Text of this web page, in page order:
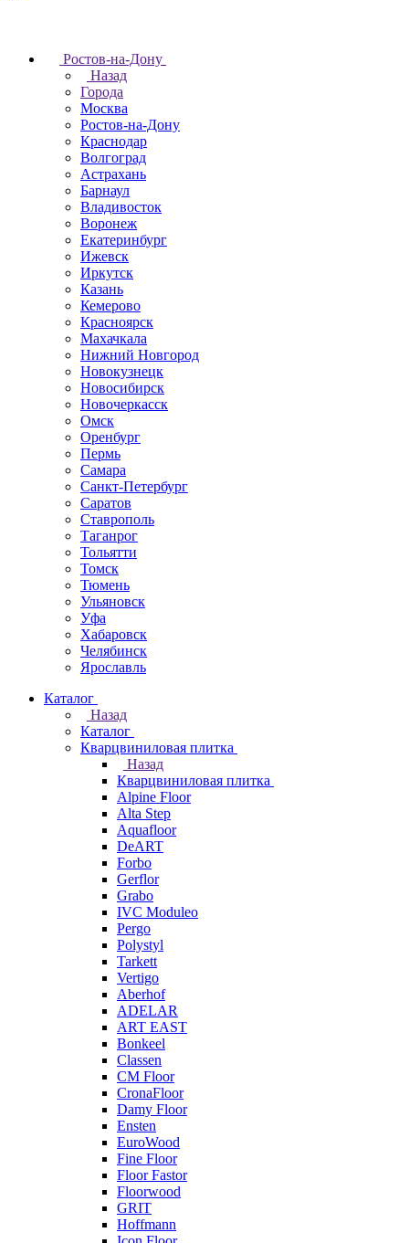
Ростов-на-Дону
Назад
Города
Москва
Ростов-на-Дону
Краснодар
Волгоград
Астрахань
Барнаул
Владивосток
Воронеж
Екатеринбург
Ижевск
Иркутск
Казань
Кемерово
Красноярск
Махачкала
Нижний Новгород
Новокузнецк
Новосибирск
Новочеркаcск
Омск
Оренбург
Пермь
Самара
Санкт-Петербург
Саратов
Ставрополь
Таганрог
Тольятти
Томск
Тюмень
Ульяновск
Уфа
Хабаровск
Челябинск
Ярославль
Каталог
Назад
Каталог
Кварцвиниловая плитка
Назад
Кварцвиниловая плитка
Alpine Floor
Alta Step
Aquafloor
DeART
Forbo
Gerflor
Grabo
IVC Moduleo
Pergo
Polystyl
Tarkett
Vertigo
Aberhof
ADELAR
ART EAST
Bonkeel
Classen
CM Floor
CronaFloor
Damy Floor
Ensten
EuroWood
Fine Floor
Floor Fastor
Floorwood
GRIT
Hoffmann